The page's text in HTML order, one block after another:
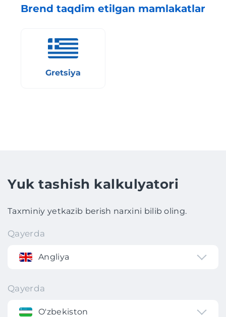
Brend taqdim etilgan mamlakatlar
Gretsiya
Yuk tashish kalkulyatori
Taxminiy yetkazib berish narxini bilib oling.
Qayerda
Angliya
Qayerda
O'zbekiston